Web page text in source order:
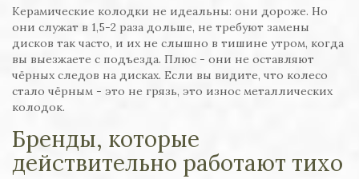
Керамические колодки не идеальны: они дороже. Но
они служат в 1,5-2 раза дольше, не требуют замены
дисков так часто, и их не слышно в тишине утром, когда
вы выезжаете с подъезда. Плюс - они не оставляют
чёрных следов на дисках. Если вы видите, что колесо
стало чёрным - это не грязь, это износ металлических
колодок.
Бренды, которые
действительно работают тихо